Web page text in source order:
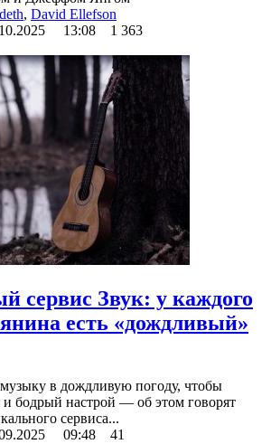
, David Ellefson
13:08 1 363
сервис Звук: у каждого
есть «дождливый»
в дождливую погоду, чтобы
и бодрый настрой — об этом говорят
сервиса...
09:48 41